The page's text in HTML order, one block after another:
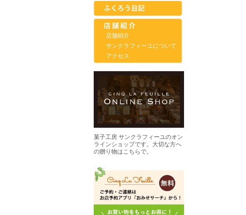
店舗紹介
サンクラフィーユについて
アクセス
菓子工房 サンクラフィーユのオン
ラインショップです。大切な方へ
の贈り物はこちらで。